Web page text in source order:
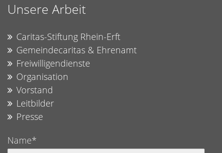
Unsere Arbeit
Caritas-Stiftung Rhein-Erft
Gemeindecaritas & Ehrenamt
Freiwilligendienste
Organisation
Vorstand
Leitbilder
Presse
Name*